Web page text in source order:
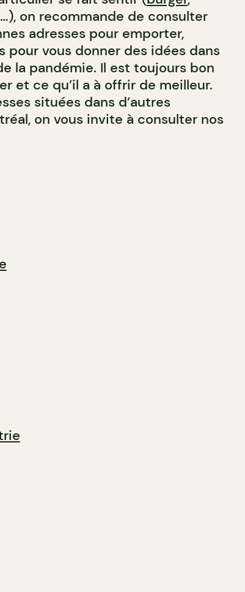
…), on recommande de consulter
adresses pour emporter,
pour vous donner des idées dans
la pandémie. Il est toujours bon
et ce qu’il a à offrir de meilleur.
situées dans d’autres
on vous invite à consulter nos